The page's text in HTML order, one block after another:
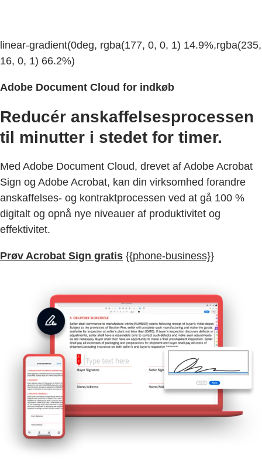
linear-gradient(0deg, rgba(177, 0, 0, 1) 14.9%,rgba(235,
16, 0, 1) 66.2%)
Adobe Document Cloud for indkøb
Reducér anskaffelsesprocessen
til minutter i stedet for timer.
Med Adobe Document Cloud, drevet af Adobe Acrobat
Sign og Adobe Acrobat, kan din virksomhed forandre
anskaffelses- og kontraktprocessen ved at gå 100 %
digitalt og opnå nye niveauer af produktivitet og
effektivitet.
Prøv Acrobat Sign gratis {{phone-business}}